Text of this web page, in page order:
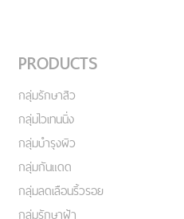
PRODUCTS
กลุ่มรักษาสิว
กลุ่มไวเทนนิ่ง
กลุ่มบำรุงผิว
กลุ่มกันแดด
กลุ่มลดเลือนริ้วรอย
กลุ่มรักษาฝ้า